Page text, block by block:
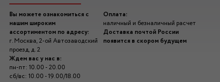
Вы можете ознакомиться с
нашим широким
ассортиментом по адресу:
г. Москва, 2-ой Автозаводский
проезд, д. 2
Ждем вас у нас в:
пн-пт: 10.00 - 20.00
сб/вс: 10.00 - 19.00/18.00
Оплата:
наличный и безналичный расчет
Доставка почтой России
появится в скором будущем